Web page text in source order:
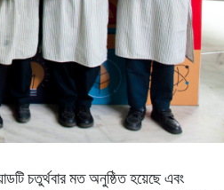
চতুর্থবার মত অনুষ্ঠিত হয়েছে এবং